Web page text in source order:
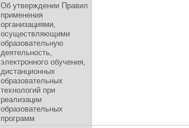
Об утверждении Правил
применения
организациями,
осуществляющими
образовательную
деятельность,
электронного обучения,
дистанционных
образовательных
технологий при
реализации
образовательных
программ